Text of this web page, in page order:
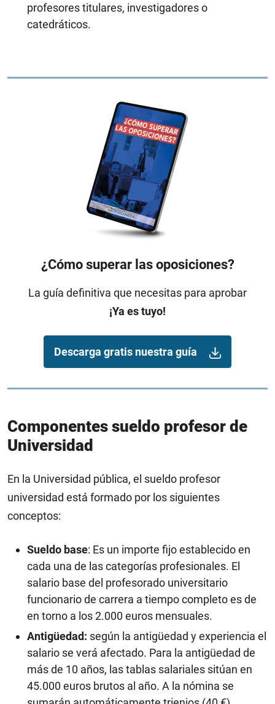
profesores titulares, investigadores o
catedráticos.
¿Cómo superar las oposiciones?
La guía definitiva que necesitas para aprobar
¡Ya es tuyo!
Descarga gratis nuestra guía
Componentes sueldo profesor de
Universidad
En la Universidad pública, el sueldo profesor
universidad está formado por los siguientes
conceptos:
Sueldo base: Es un importe fijo establecido en
cada una de las categorías profesionales. El
salario base del profesorado universitario
funcionario de carrera a tiempo completo es de
en torno a los 2.000 euros mensuales.
Antigüedad: según la antigüedad y experiencia el
salario se verá afectado. Para la antigüedad de
más de 10 años, las tablas salariales sitúan en
45.000 euros brutos al año. A la nómina se